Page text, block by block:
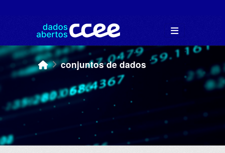
conjuntos de dados